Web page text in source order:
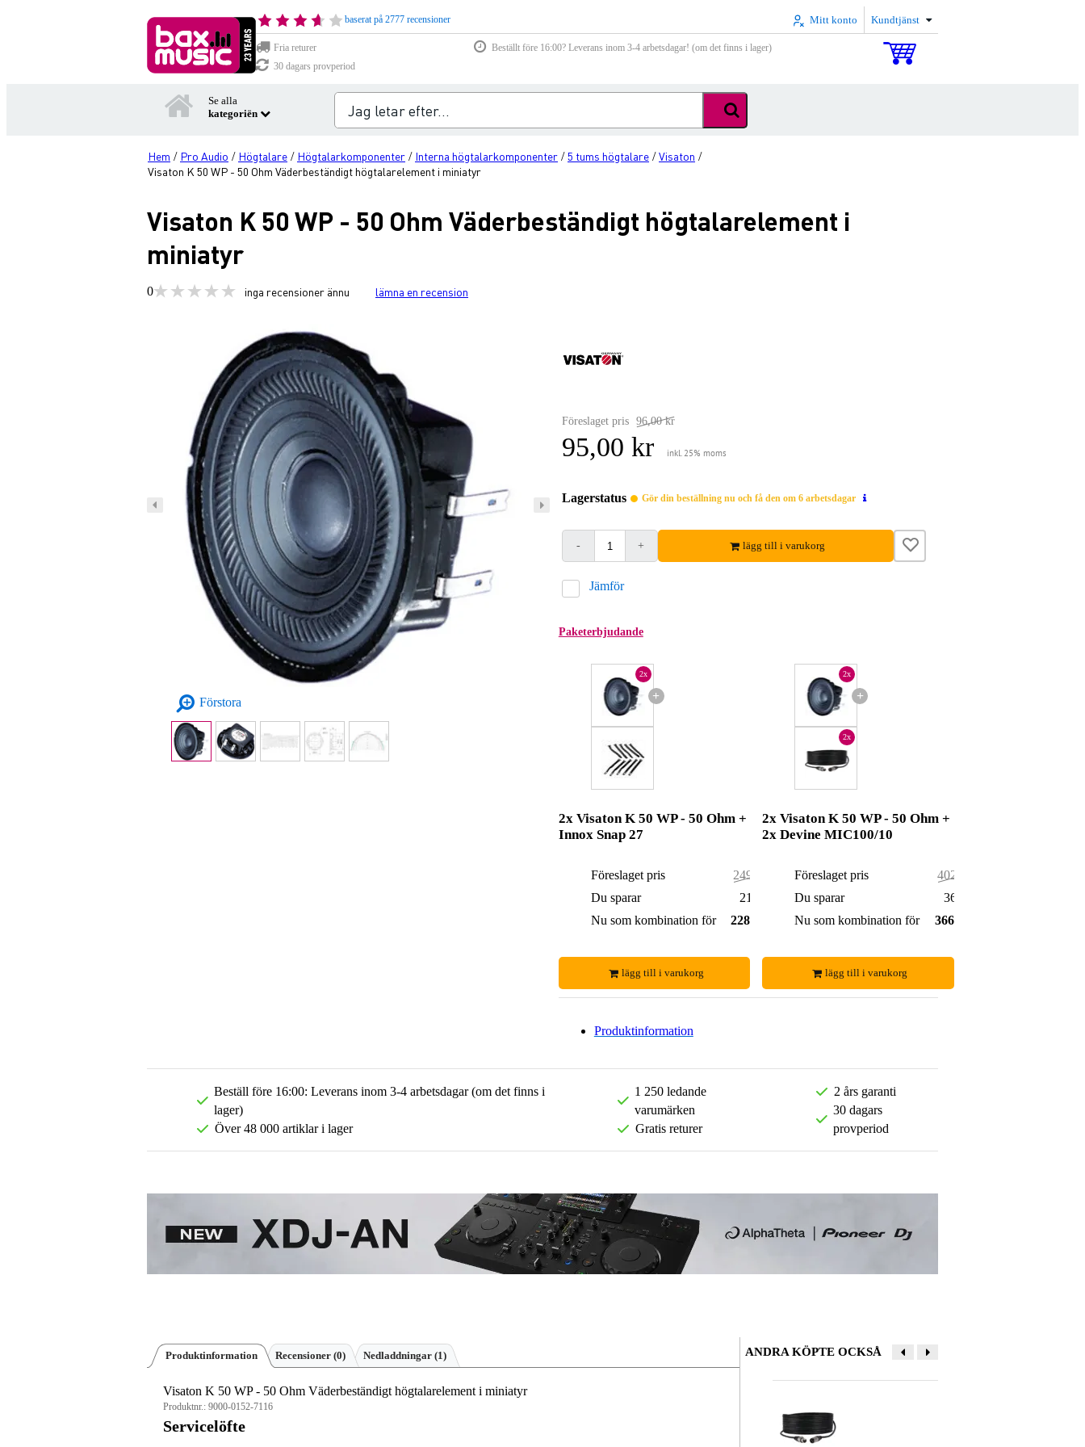
baserat på 2777 recensioner Mitt konto Kundtjänst
Fria returer
Beställt före 16:00? Leverans inom 3-4 arbetsdagar! (om det finns i lager)
30 dagars provperiod
Se alla
kategoriën
Hem / Pro Audio / Högtalare / Högtalarkomponenter / Interna högtalarkomponenter /5 tums högtalare /Visaton /
Visaton K 50 WP - 50 Ohm Väderbeständigt högtalarelement i miniatyr
Visaton K 50 WP - 50 Ohm Väderbeständigt högtalarelement i
miniatyr
0 inga recensioner ännu lämna en recension
Förstora
Föreslaget pris 96,00 kr
95,00 kr inkl. 25% moms
Lagerstatus Gör din beställning nu och få den om 6 arbetsdagar
- + lägg till i varukorg
Jämför
Paketerbjudande
+
2x
2x Visaton K 50 WP - 50 Ohm +
Innox Snap 27
Föreslaget pris
249,00 kr
Du sparar
21,00 kr
Nu som kombination för
228,00 kr
lägg till i varukorg
+
2x
2x
2x Visaton K 50 WP - 50 Ohm +
2x Devine MIC100/10
Föreslaget pris
402,00 kr
Du sparar
36,00 kr
Nu som kombination för
366,00 kr
lägg till i varukorg
Produktinformation
Beställ före 16:00: Leverans inom 3-4 arbetsdagar (om det finns i
lager)
Över 48 000 artiklar i lager
1 250 ledande
varumärken
Gratis returer
2 års garanti
30 dagars
provperiod
Produktinformation Recensioner (0) Nedladdningar (1)
Visaton K 50 WP - 50 Ohm Väderbeständigt högtalarelement i miniatyr
Produktnr.: 9000-0152-7116
Servicelöfte
Smeknamn
ANDRA KÖPTE OCKSÅ